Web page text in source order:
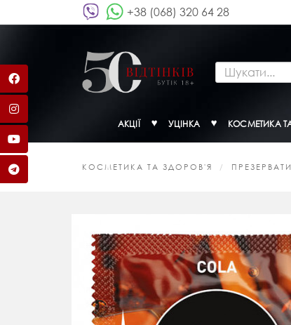
+38 (068) 320 64 28
АКЦІЇ УЦІНКА КОСМЕТИКА
КОСМЕТИКА ТА ЗДОРОВ'Я